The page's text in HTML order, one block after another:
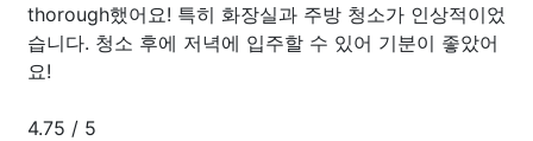
thorough했어요! 특히 화장실과 주방 청소가 인상적이었
습니다. 청소 후에 저녁에 입주할 수 있어 기분이 좋았어
요!
4.75 / 5